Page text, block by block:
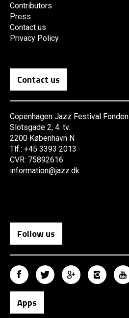
Contributors
Press
Contact us
Privacy Policy
Contact us
Copenhagen Jazz Festival Fonden
Slotsgade 2, 4. tv.
2200 København N
Tlf.: +45 3393 2013
CVR: 75892616
information@jazz.dk
Follow us
Apps